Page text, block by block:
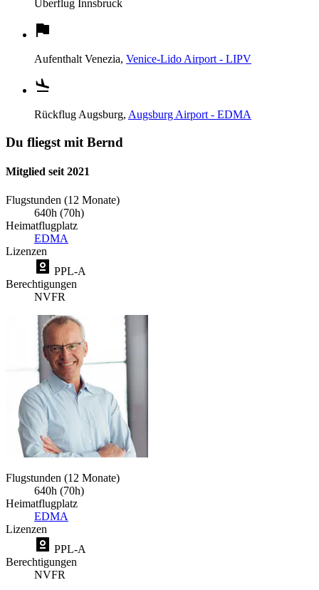
Überflug Innsbruck
Aufenthalt Venezia, Venice-Lido Airport - LIPV
Rückflug Augsburg, Augsburg Airport - EDMA
Du fliegst mit Bernd
Mitglied seit 2021
Flugstunden (12 Monate)
640h (70h)
Heimatflugplatz
EDMA
Lizenzen
PPL-A
Berechtigungen
NVFR
Flugstunden (12 Monate)
640h (70h)
Heimatflugplatz
EDMA
Lizenzen
PPL-A
Berechtigungen
NVFR